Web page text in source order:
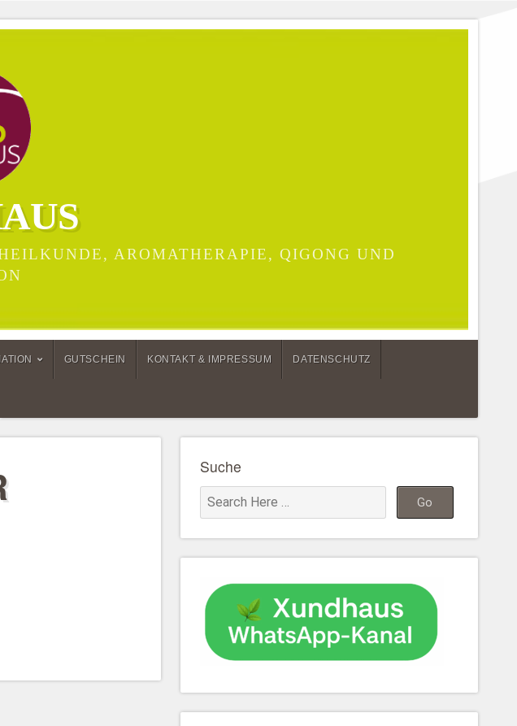
AROMATHERAPIE, QIGONG UND
GUTSCHEIN KONTAKT & IMPRESSUM DATENSCHUTZ
Suche